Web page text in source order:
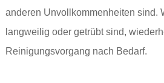
anderen Unvollkommenheiten sind.
langweilig oder getrübt sind,
Reinigungsvorgang nach Bedarf.